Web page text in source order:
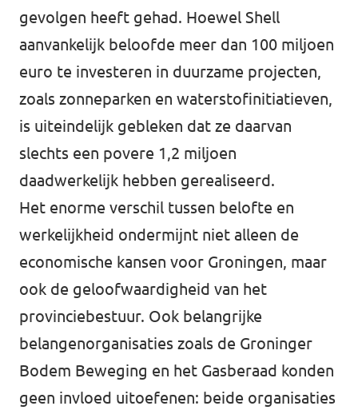
gevolgen heeft gehad. Hoewel Shell
aanvankelijk beloofde meer dan 100 miljoen
euro te investeren in duurzame projecten,
zoals zonneparken en waterstofinitiatieven,
is uiteindelijk gebleken dat ze daarvan
slechts een povere 1,2 miljoen
daadwerkelijk hebben gerealiseerd.
Het enorme verschil tussen belofte en
werkelijkheid ondermijnt niet alleen de
economische kansen voor Groningen, maar
ook de geloofwaardigheid van het
provinciebestuur. Ook belangrijke
belangenorganisaties zoals de Groninger
Bodem Beweging en het Gasberaad konden
geen invloed uitoefenen: beide organisaties